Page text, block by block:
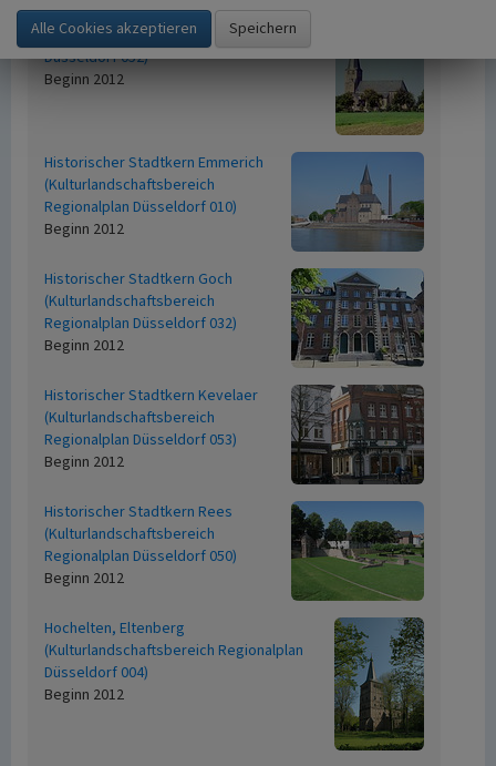
Historischer Ortskern Walbeck
(Kulturlandschaftsbereich Regionalplan
Düsseldorf 052)
Beginn 2012
Historischer Stadtkern Emmerich
(Kulturlandschaftsbereich
Regionalplan Düsseldorf 010)
Beginn 2012
Historischer Stadtkern Goch
(Kulturlandschaftsbereich
Regionalplan Düsseldorf 032)
Beginn 2012
Historischer Stadtkern Kevelaer
(Kulturlandschaftsbereich
Regionalplan Düsseldorf 053)
Beginn 2012
Historischer Stadtkern Rees
(Kulturlandschaftsbereich
Regionalplan Düsseldorf 050)
Beginn 2012
Hochelten, Eltenberg
(Kulturlandschaftsbereich Regionalplan
Düsseldorf 004)
Beginn 2012